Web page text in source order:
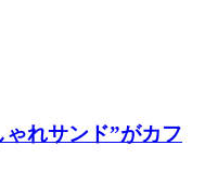
ゃれサンド”がカフ